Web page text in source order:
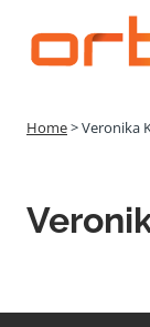
obsah
Home>Veronika